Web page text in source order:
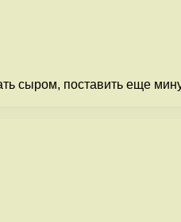
сыром, поставить еще